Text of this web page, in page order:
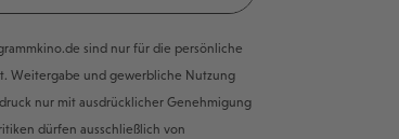
sind nur für die persönliche
Weitergabe und gewerbliche Nutzung
nur mit ausdrücklicher Genehmigung
dürfen ausschließlich von